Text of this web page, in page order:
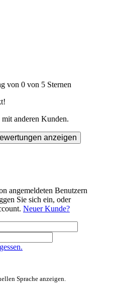
von 0 von 5 Sternen
anderen Kunden.
anzeigen
angemeldeten Benutzern
Sie sich ein, oder
Neuer Kunde?
Sprache anzeigen.